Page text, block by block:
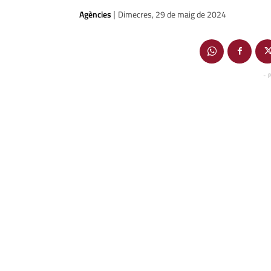
Agències | Dimecres, 29 de maig de 2024
-